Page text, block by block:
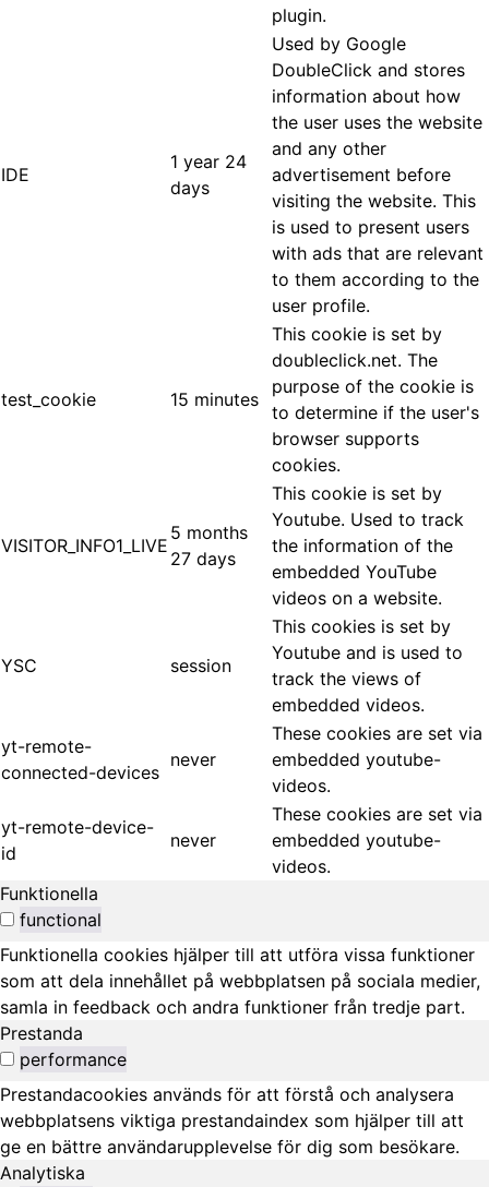
plugin.
IDE
1 year 24
days
Used by Google
DoubleClick and stores
information about how
the user uses the website
and any other
advertisement before
visiting the website. This
is used to present users
with ads that are relevant
to them according to the
user profile.
test_cookie 15 minutes
This cookie is set by
doubleclick.net. The
purpose of the cookie is
to determine if the user's
browser supports
cookies.
VISITOR_INFO1_LIVE
5 months
27 days
This cookie is set by
Youtube. Used to track
the information of the
embedded YouTube
videos on a website.
YSC session
This cookies is set by
Youtube and is used to
track the views of
embedded videos.
yt-remote-
connected-devices
never
These cookies are set via
embedded youtube-
videos.
yt-remote-device-
id
never
These cookies are set via
embedded youtube-
videos.
Funktionella
functional
Funktionella cookies hjälper till att utföra vissa funktioner
som att dela innehållet på webbplatsen på sociala medier,
samla in feedback och andra funktioner från tredje part.
Prestanda
performance
Prestandacookies används för att förstå och analysera
webbplatsens viktiga prestandaindex som hjälper till att
ge en bättre användarupplevelse för dig som besökare.
Analytiska